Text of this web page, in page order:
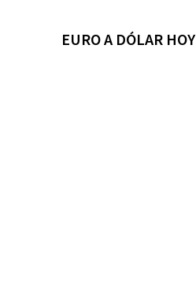
EURO A DÓLAR HOY